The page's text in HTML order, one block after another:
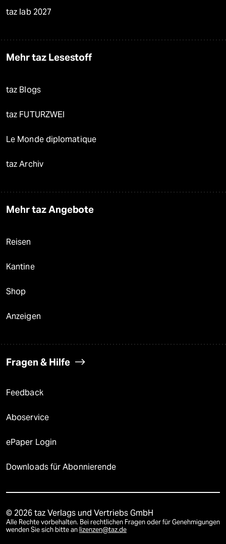
taz lab 2027
Mehr taz Lesestoff
taz Blogs
taz FUTURZWEI
Le Monde diplomatique
taz Archiv
Mehr taz Angebote
Reisen
Kantine
Shop
Anzeigen
Fragen & Hilfe
Feedback
Aboservice
ePaper Login
Downloads für Abonnierende
© 2026 taz Verlags und Vertriebs GmbH
Alle Rechte vorbehalten. Bei rechtlichen Fragen oder für Genehmigungen
wenden Sie sich bitte an lizenzen@taz.de